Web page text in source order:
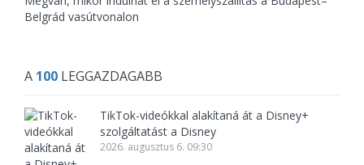
Belgrád vasútvonalon
A 100 LEGGAZDAGABB
TikTok-videókkal alakítaná át a Disney+
szolgáltatást a Disney
2026. augusztus 6. 09:30